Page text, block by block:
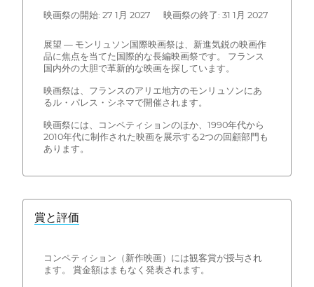
映画祭の開始: 27 1月 2027 映画祭の終了: 31 1月 2027
展望 — モンリュソン国際映画祭は、新進気鋭の映画作
品に焦点を当てた国際的な長編映画祭です。 フランス
国内外の大胆で革新的な映画を探しています。
映画祭は、フランスのアリエ地方のモンリュソンにあ
るル・パレス・シネマで開催されます。
映画祭には、コンペティションのほか、1990年代から
2010年代に制作された映画を展示する2つの回顧部門も
あります。
賞と評価
コンペティション（新作映画）には観客賞が授与され
ます。 賞金額はまもなく発表されます。